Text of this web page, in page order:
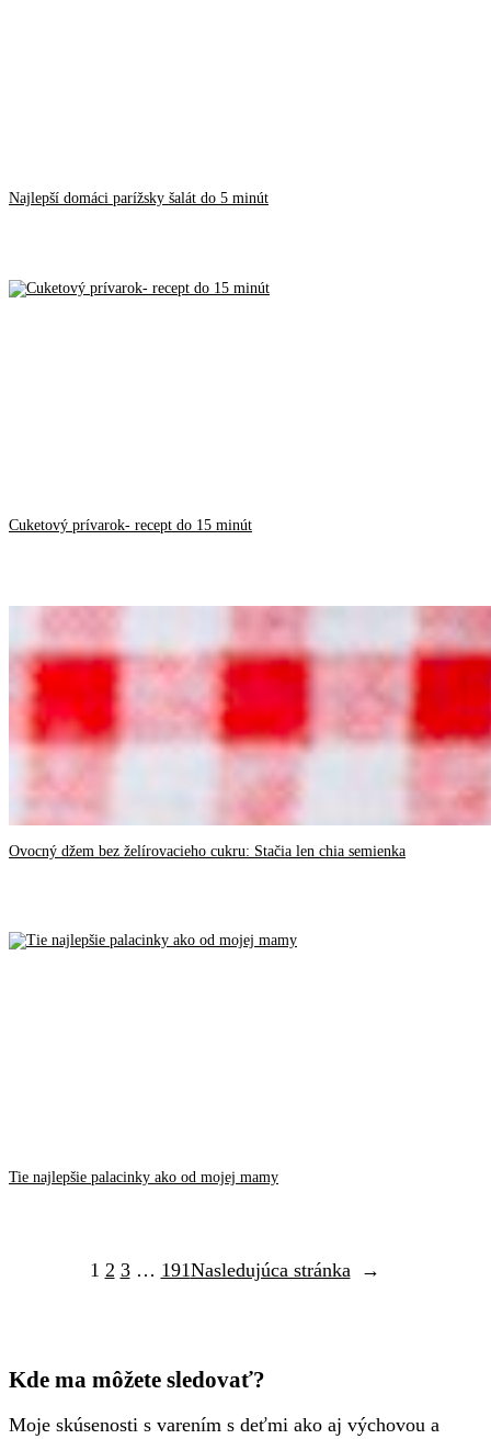
Najlepší domáci parížsky šalát do 5 minút
Cuketový prívarok- recept do 15 minút
Ovocný džem bez želírovacieho cukru: Stačia len chia semienka
Tie najlepšie palacinky ako od mojej mamy
1 2 3 … 191Nasledujúca stránka →
Kde ma môžete sledovať?
Moje skúsenosti s varením s deťmi ako aj výchovou a